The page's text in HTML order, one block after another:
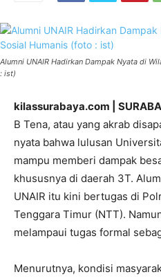
Alumni UNAIR Hadirkan Dampak Nyata di
: ist)
kilassurabaya.com |
B Tena, atau yang akrab
nyata bahwa lulusan
mampu memberi dampak
khususnya di daerah 3T.
UNAIR itu kini bertugas di
Tenggara Timur (NTT).
melampaui tugas formal
Menurutnya, kondisi